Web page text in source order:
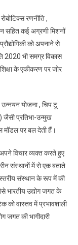
रणनीति ,
सहित कई अग्रणी मिशनों
को अपनाने से
2020 भी समग्र विकास
के एकीकरण पर जोर
योजना , चिप टू
जैसी प्रतिभा-उन्मुख
मॉडल पर बल देती हैं।
विचार व्यक्त करते हुए
संस्थानों में से एक बताते
स्तरीय संस्थान के रूप में की
भारतीय उद्योग जगत के
को वास्तव में प्रभावशाली
जगत की भागीदारी